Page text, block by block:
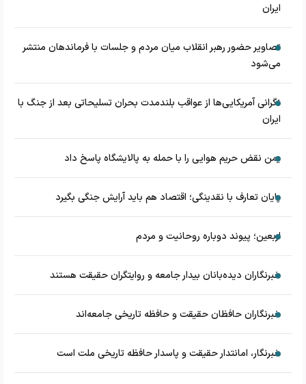
ایران
تصاویر حضور رهبر انقلاب میان مردم و جلسات با فرماندهان منتشر
می‌شود
نگرانی آمریکایی‌ها از عواقب بلندمدت بحران تسلیحاتی بعد از جنگ با
ایران
یمن نقض حریم هوایی را با حمله به پالایشگاه پاسخ داد
پایان تعارف با نقدینگی؛ اقتصاد هم باید آرایش جنگی بگیرد
اربعین؛ پیوند دوباره روحانیت و مردم
خبرنگاران دیده‌بانان بیدار جامعه و روایتگران حقیقت هستند
خبرنگاران حافظان حقیقت و حافظه تاریخی جامعه‌اند
خبرنگار، امانتدار حقیقت و پاسدار حافظه تاریخی ملت است